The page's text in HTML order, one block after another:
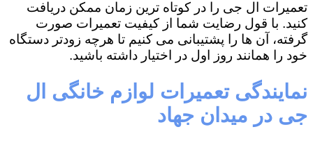
تعمیرات ال جی را در کوتاه ترین زمان ممکن دریافت
کنید. با قول رضایت شما از کیفیت تعمیرات صورت
گرفته، آن ها را پشتیبانی می کنیم تا هرچه زودتر دستگاه
خود را همانند روز اول در اختیار داشته باشید.
نمایندگی تعمیرات لوازم خانگی ال
جی در میدان جهاد